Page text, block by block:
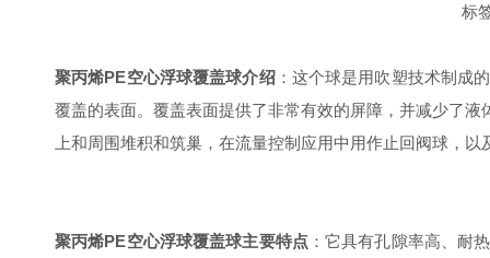
标
聚丙烯PE空心浮球覆盖球介绍：这个球是用吹塑技术制成
覆盖的表面。覆盖表面提供了非常有效的屏障，并减少了
上和周围堆积和筑巢，在流量控制应用中用作止回阀球，
聚丙烯PE空心浮球覆盖球主要特点：它具有孔隙率高、耐